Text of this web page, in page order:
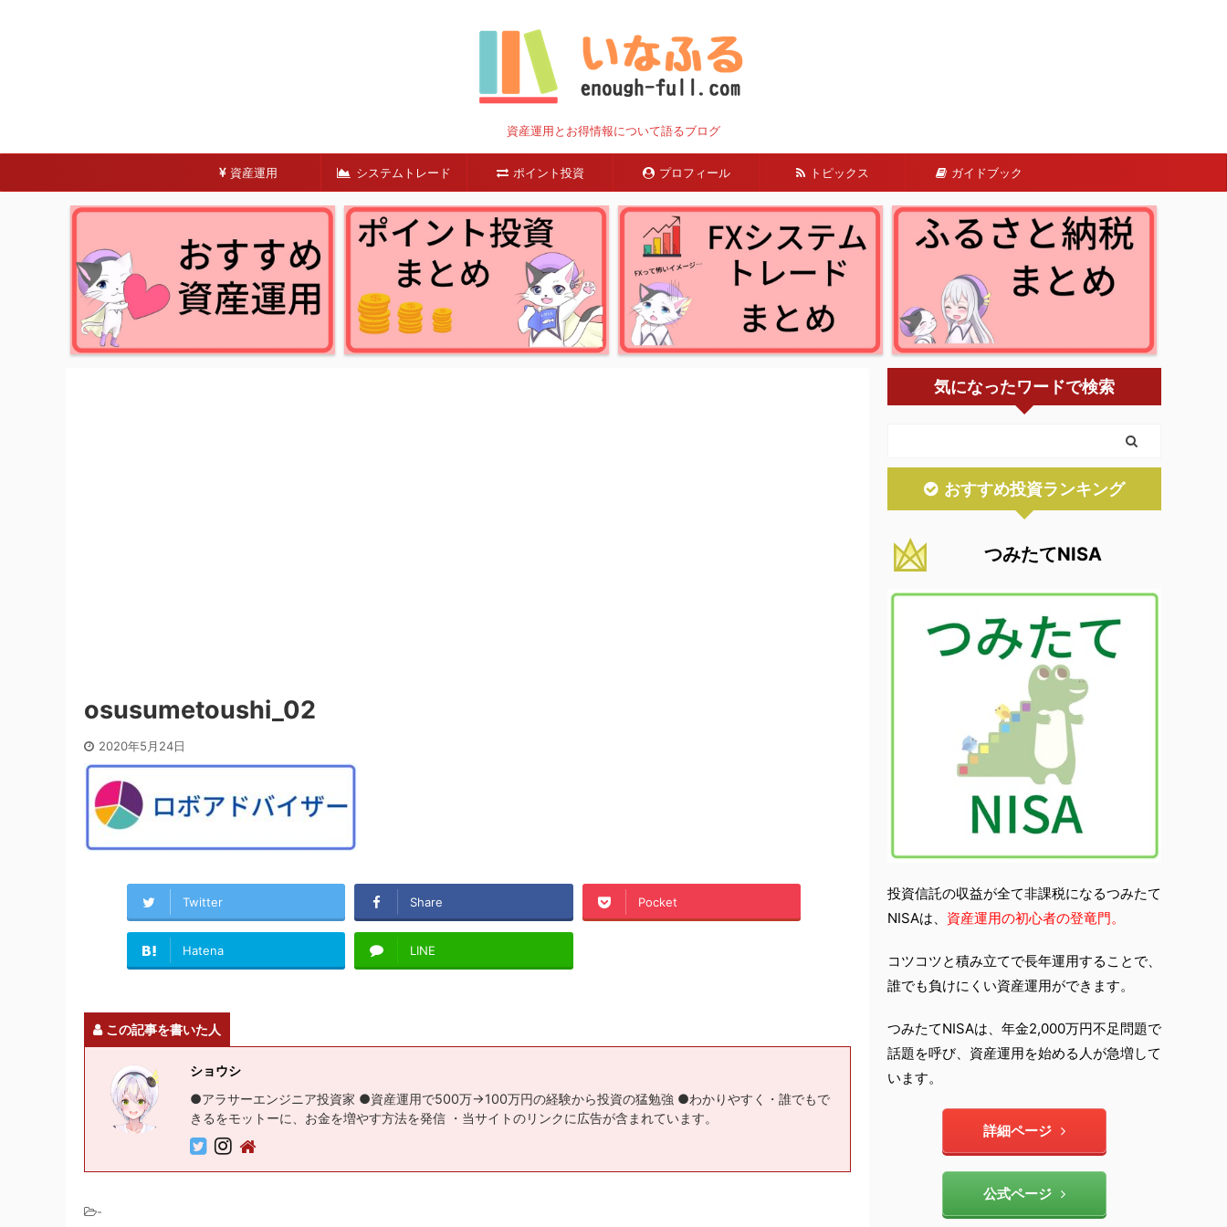
資産運用とお得情報について語るブログ
資産運用 システムトレード ポイント投資 プロフィール トピックス ガイドブック
osusumetoushi_02
2020年5月24日
Twitter Share Pocket
Hatena LINE
この記事を書いた人
ショウシ
●アラサーエンジニア投資家 ●資産運用で500万→100万円の経験から投資の猛勉強 ●わかりやすく・誰でもで
きるをモットーに、お金を増やす方法を発信 ・当サイトのリンクに広告が含まれています。
-
気になったワードで検索
おすすめ投資ランキング
つみたてNISA
投資信託の収益が全て非課税になるつみたて
NISAは、 資産運用の初心者の登竜門。
コツコツと積み立てで長年運用することで、
誰でも負けにくい資産運用ができます。
つみたてNISAは、年金2,000万円不足問題で
話題を呼び、資産運用を始める人が急増して
います。
詳細ページ
公式ページ